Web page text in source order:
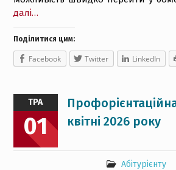
далі…
Поділитися цим:
Facebook Twitter LinkedIn
ТРА
01
квітні 2026 року
Абітурієнту